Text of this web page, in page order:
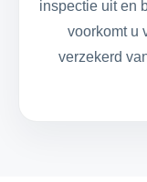
inspectie uit en
voorkomt u
verzekerd